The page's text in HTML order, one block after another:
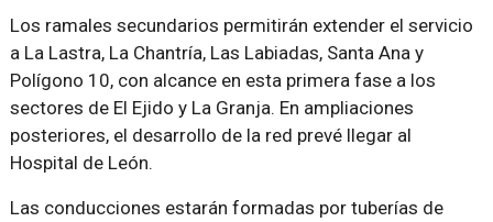
Los ramales secundarios permitirán extender el servicio
a La Lastra, La Chantría, Las Labiadas, Santa Ana y
Polígono 10, con alcance en esta primera fase a los
sectores de El Ejido y La Granja. En ampliaciones
posteriores, el desarrollo de la red prevé llegar al
Hospital de León.
Las conducciones estarán formadas por tuberías de